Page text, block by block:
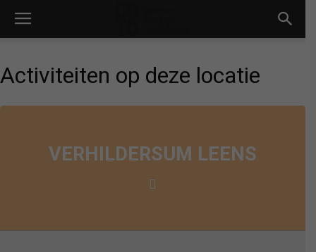
Activiteiten op deze locatie
VERHILDERSUM LEENS